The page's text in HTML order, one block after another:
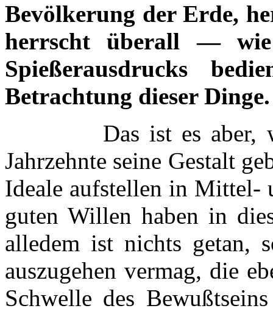
Bevölkerung der Erde,
herrscht überall —
Spießerausdrucks
Betrachtung dieser Dinge.
Das ist es aber, was
Jahrzehnte seine Gestalt
Ideale aufstellen in Mittel-
guten Willen haben in
alledem ist nichts getan,
auszugehen vermag, die
Schwelle des